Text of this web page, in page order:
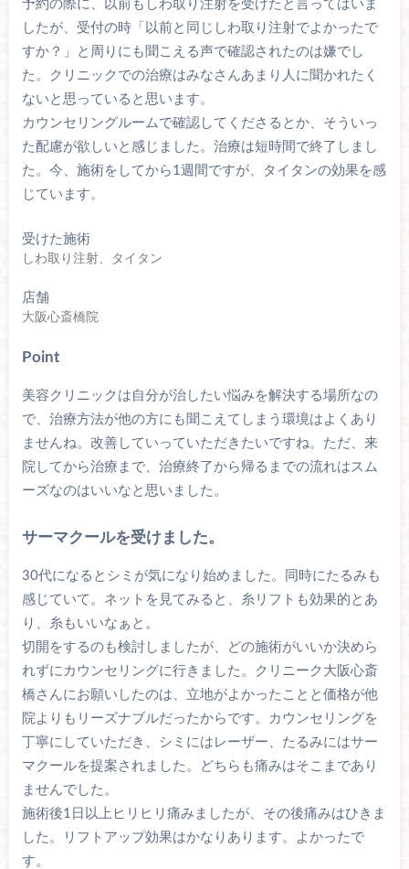
予約の際に、以前もしわ取り注射を受けたと言ってはいま
したが、受付の時「以前と同じしわ取り注射でよかったで
すか？」と周りにも聞こえる声で確認されたのは嫌でし
た。クリニックでの治療はみなさんあまり人に聞かれたく
ないと思っていると思います。
カウンセリングルームで確認してくださるとか、そういっ
た配慮が欲しいと感じました。治療は短時間で終了しまし
た。今、施術をしてから1週間ですが、タイタンの効果を感
じています。
受けた施術
しわ取り注射、タイタン
店舗
大阪心斎橋院
Point
美容クリニックは自分が治したい悩みを解決する場所なの
で、治療方法が他の方にも聞こえてしまう環境はよくあり
ませんね。改善していっていただきたいですね。ただ、来
院してから治療まで、治療終了から帰るまでの流れはスム
ーズなのはいいなと思いました。
サーマクールを受けました。
30代になるとシミが気になり始めました。同時にたるみも
感じていて。ネットを見てみると、糸リフトも効果的とあ
り、糸もいいなぁと。
切開をするのも検討しましたが、どの施術がいいか決めら
れずにカウンセリングに行きました。クリニーク大阪心斎
橋さんにお願いしたのは、立地がよかったことと価格が他
院よりもリーズナブルだったからです。カウンセリングを
丁寧にしていただき、シミにはレーザー、たるみにはサー
マクールを提案されました。どちらも痛みはそこまであり
ませんでした。
施術後1日以上ヒリヒリ痛みましたが、その後痛みはひきま
した。リフトアップ効果はかなりあります。よかったで
す。